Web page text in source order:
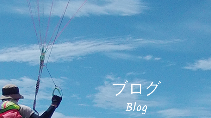
ブログ
Blog